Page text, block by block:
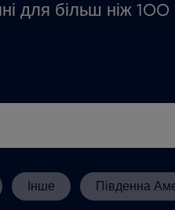
для більш ніж 100
Інше Південна